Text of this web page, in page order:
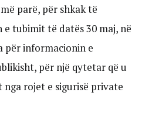
parë, për shkak të
tubimit të datës 30 maj, në
për informacionin e
për një qytetar që u
rojet e sigurisë private